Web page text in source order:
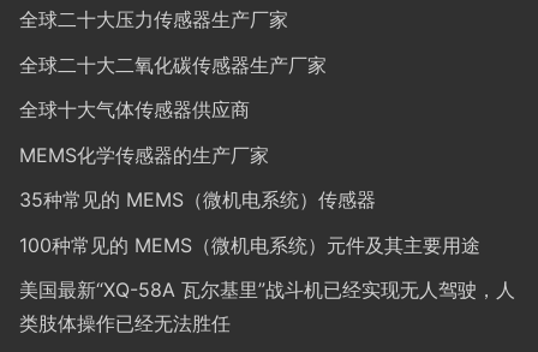
全球二十大压力传感器生产厂家
全球二十大二氧化碳传感器生产厂家
全球十大气体传感器供应商
MEMS化学传感器的生产厂家
35种常见的 MEMS（微机电系统）传感器
100种常见的 MEMS（微机电系统）元件及其主要用途
美国最新“XQ-58A 瓦尔基里”战斗机已经实现无人驾驶，人
类肢体操作已经无法胜任